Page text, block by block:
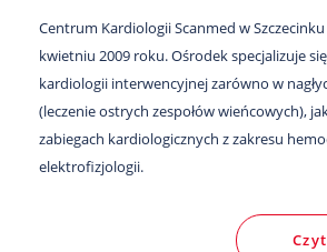
Centrum Kardiologii Scanmed w
kwietniu 2009 roku. Ośrodek specjalizuje
kardiologii interwencyjnej zarówno w
(leczenie ostrych zespołów wieńcowych),
zabiegach kardiologicznych z zakresu
elektrofizjologii.